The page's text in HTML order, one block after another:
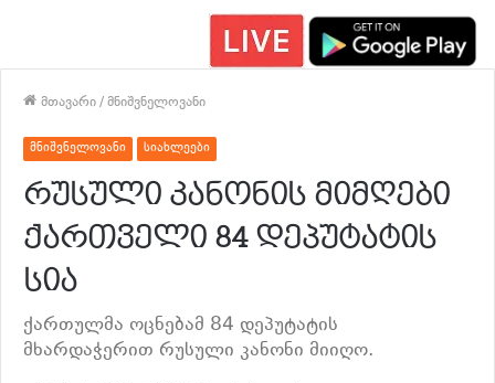
მთავარი/მნიშვნელოვანი
მნიშვნელოვანი სიახლეები
რუსული კანონის მიმღები
ქართველი 84 დეპუტატის
სია
ქართულმა ოცნებამ 84 დეპუტატის
მხარდაჭერით რუსული კანონი მიიღო.